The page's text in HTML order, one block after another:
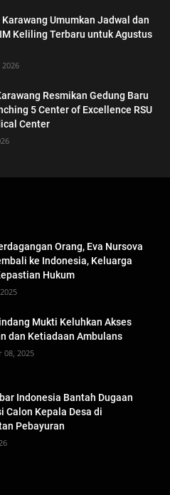
Umumkan Jadwal dan
Keliling Terbaru untuk Agustus
Resmikan Gedung Baru
5 Center of Excellence RSU
Center
Orang, Eva Nursova
ke Indonesia, Keluarga
Hukum
Mukti Keluhkan Akses
dan Ketiadaan Ambulans
08, 2025
Indonesia Bantah Dugaan
Calon Kepala Desa di
Pebayuran